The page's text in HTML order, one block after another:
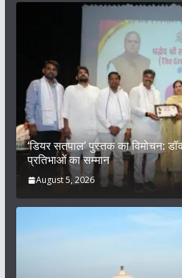
‘डियर सतपाल’ पुस्तक का विमोचन:
प्रतिभाओं का सम्मान
August 5, 2026